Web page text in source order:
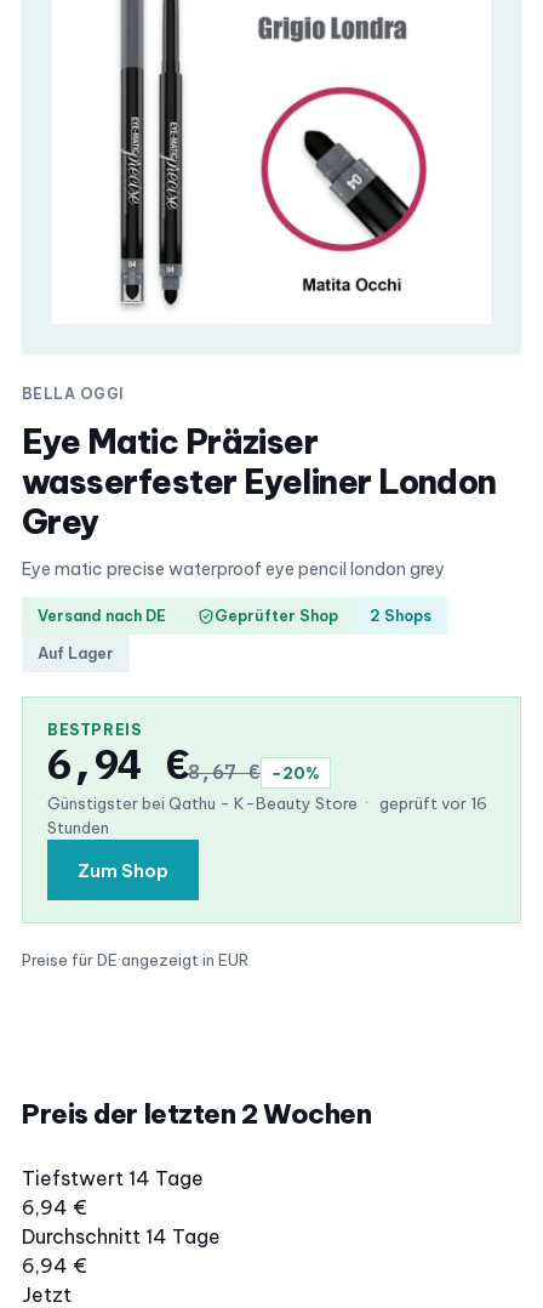
BELLA OGGI
Eye Matic Präziser
wasserfester Eyeliner London
Grey
Eye matic precise waterproof eye pencil london grey
Versand nach DE Geprüfter Shop
2 Shops
Auf Lager
BESTPREIS
6,94 €8,67 €
−20%
Günstigster bei Qathu - K-Beauty Store ·
geprüft vor 16
Stunden
Zum Shop
Preise für DE·angezeigt in EUR
Preis der letzten 2 Wochen
Tiefstwert 14 Tage
6,94 €
Durchschnitt 14 Tage
6,94 €
Jetzt